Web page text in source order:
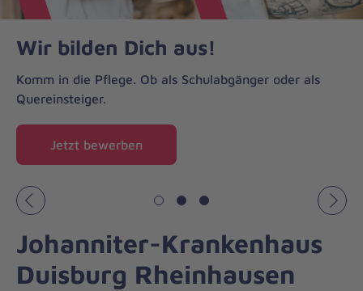
Wir bilden Dich aus!
Komm in die Pflege. Ob als Schulabgänger oder als
Quereinsteiger.
Jetzt bewerben
Vorheriges
Johanniter-Krankenhaus
Duisburg Rheinhausen